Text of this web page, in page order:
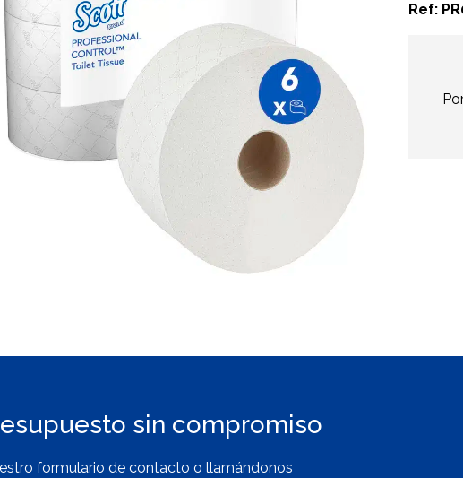
Ref:
sin compromiso
formulario de contacto o llamándonos